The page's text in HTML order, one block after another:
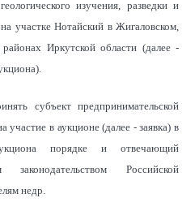
изучения, разведки и
участке Нотайский в Жигаловском,
Иркутской области (далее -
субъект предпринимательской
участие в аукционе (далее - заявка) в
порядке и отвечающий
законодательством Российской
недр.